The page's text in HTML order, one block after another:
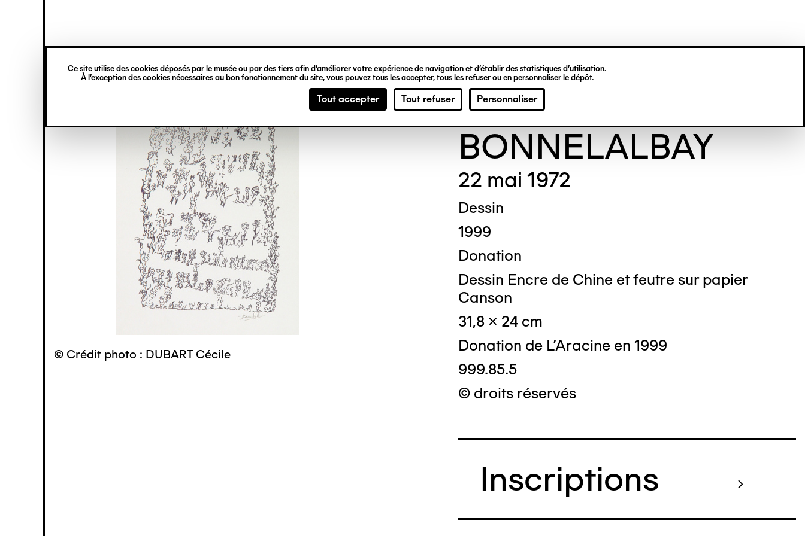
Ce site utilise des cookies déposés par le musée ou par des tiers afin d’améliorer votre expérience de navigation et d’établir des statistiques d’utilisation.
À l’exception des cookies nécessaires au bon fonctionnement du site, vous pouvez tous les accepter, tous les refuser ou en personnaliser le dépôt.
Tout accepter Tout refuser Personnaliser
principal
verticale
© Crédit photo : DUBART Cécile
Thérèse
BONNELALBAY
22 mai 1972
Dessin
1999
Donation
Dessin Encre de Chine et feutre sur papier
Canson
31,8 x 24 cm
Donation de L'Aracine en 1999
999.85.5
© droits réservés
Inscriptions